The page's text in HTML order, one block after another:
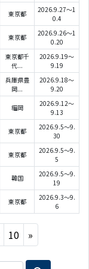
東京都
2026.9.27～1
0.4
東京都
2026.9.26～1
0.20
東京都千
代...
2026.9.19～
9.19
兵庫県豊
岡...
2026.9.18～
9.20
福岡
2026.9.12～
9.13
東京都
2026.9.5～9.
30
東京都
2026.9.5～9.
5
韓国
2026.9.5～9.
19
東京都
2026.9.3～9.
6
10 »